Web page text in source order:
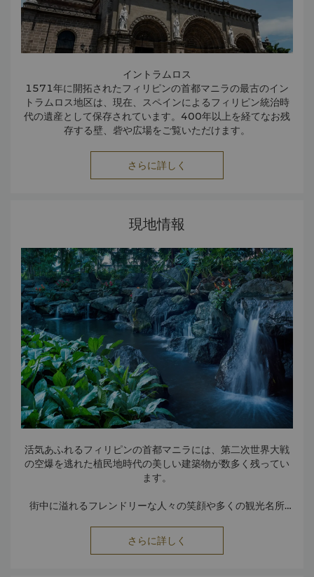
イントラムロス
1571年に開拓されたフィリピンの首都マニラの最古のイン
トラムロス地区は、現在、スペインによるフィリピン統治時
代の遺産として保存されています。400年以上を経てなお残
存する壁、砦や広場をご覧いただけます。
サンチャゴ要塞は、フィリピン人の強制労働により1571年
の建設開始から150年を経て完成しました。この要塞はスペ
す。
マラカニアン宮殿/博物館
宮殿は、数多くの観光客が訪れるフィリピンで最も歴史的な
建造物です。宮殿ツアーでは、フィリピンの歴代の大統領と
それぞれの功績を知ることができます。
コレヒドール島
コレヒドール島は、マニラ湾の入り江に浮かぶ小島です。約5
平方キロメートルの小島は、第二次世界大戦時にはマニラを
海から守る戦略上の拠点として、重要な役割を果たしまし
た。
今日は、日本軍に対するアメリカ軍とフィリピン軍の防御戦
闘中に使用された武器、要塞設備や兵舎などが保存、公開さ
れています。
さらに詳しく
現地情報
活気あふれるフィリピンの首都マニラには、第二次世界大戦
の空爆を逃れた植民地時代の美しい建築物が数多く残ってい
ます。
街中に溢れるフレンドリーな人々の笑顔や多くの観光名所
さらに詳しく